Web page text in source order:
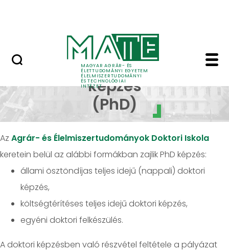
MAGYAR AGRÁR- ÉS
ÉLETTUDOMÁNYI EGYETEM
ÉLELMISZERTUDOMÁNYI
ÉS TECHNOLÓGIAI
INTÉZET
Doktori képzés -
Doktori
képzés
(PhD)
Az Agrár- és Élelmiszertudományok Doktori Iskola
keretein belül az alábbi formákban zajlik PhD képzés:
állami ösztöndíjas teljes idejű (nappali) doktori
képzés,
költségtérítéses teljes idejű doktori képzés,
egyéni doktori felkészülés.
A doktori képzésben való részvétel feltétele a pályázat